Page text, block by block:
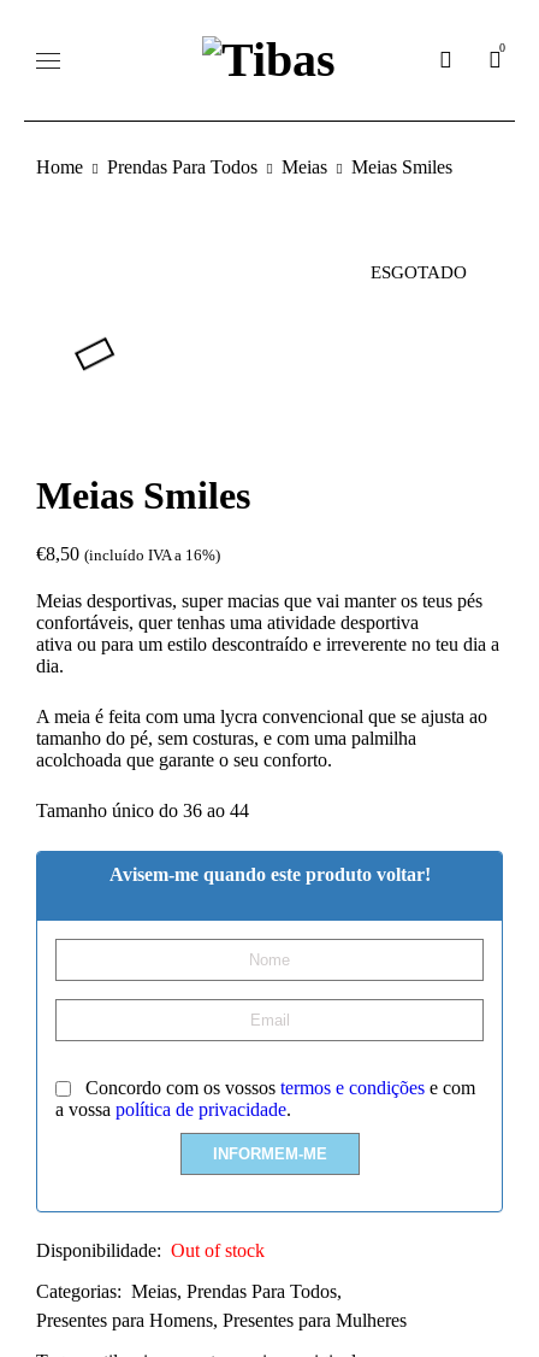
0
Home Prendas Para Todos Meias Meias Smiles
ESGOTADO
Meias Smiles
€8,50 (incluído IVA a 16%)
Meias desportivas, super macias que vai manter os teus pés
confortáveis, quer tenhas uma atividade desportiva
ativa ou para um estilo descontraído e irreverente no teu dia a
dia.
A meia é feita com uma lycra convencional que se ajusta ao
tamanho do pé, sem costuras, e com uma palmilha
acolchoada que garante o seu conforto.
Tamanho único do 36 ao 44
Avisem-me quando este produto voltar!
Concordo com os vossos termos e condições e com
a vossa política de privacidade.
Disponibilidade: Out of stock
Categorias: Meias, Prendas Para Todos,
Presentes para Homens, Presentes para Mulheres